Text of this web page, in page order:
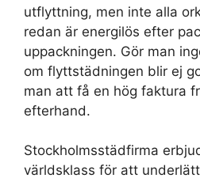
utflyttning, men inte alla
redan är energilös efter
uppackningen. Gör man
om flyttstädningen blir ej
man att få en hög faktura
efterhand.
Stockholmsstädfirma
världsklass för att